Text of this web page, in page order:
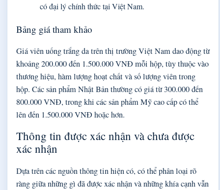
có đại lý chính thức tại Việt Nam.
Bảng giá tham khảo
Giá viên uống trắng da trên thị trường Việt Nam dao động từ
khoảng 200.000 đến 1.500.000 VNĐ mỗi hộp, tùy thuộc vào
thương hiệu, hàm lượng hoạt chất và số lượng viên trong
hộp. Các sản phẩm Nhật Bản thường có giá từ 300.000 đến
800.000 VNĐ, trong khi các sản phẩm Mỹ cao cấp có thể
lên đến 1.500.000 VNĐ hoặc hơn.
Thông tin được xác nhận và chưa được
xác nhận
Dựa trên các nguồn thông tin hiện có, có thể phân loại rõ
ràng giữa những gì đã được xác nhận và những khía cạnh vẫn